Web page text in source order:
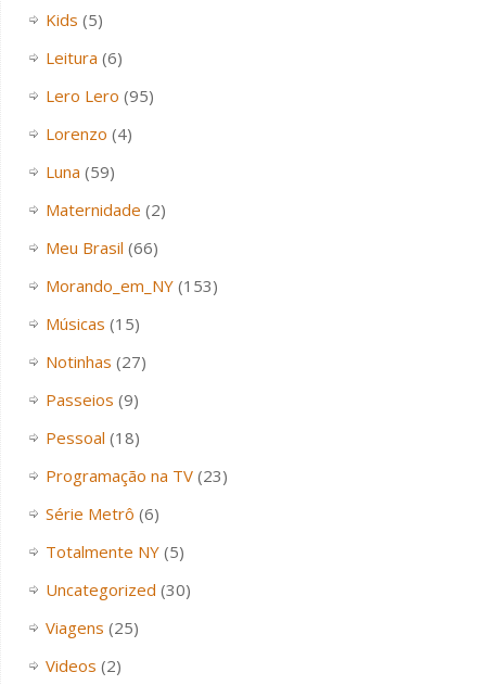
Kids (5)
Leitura (6)
Lero Lero (95)
Lorenzo (4)
Luna (59)
Maternidade (2)
Meu Brasil (66)
Morando_em_NY(153)
Músicas (15)
Notinhas (27)
Passeios (9)
Pessoal (18)
Programação na TV(23)
Série Metrô (6)
Totalmente NY(5)
Uncategorized (30)
Viagens (25)
Videos (2)